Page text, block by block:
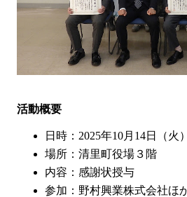
活動概要
日時：2025年10月14日（火）
場所：清里町役場３階
内容：感謝状授与
参加：野村興業株式会社ほ